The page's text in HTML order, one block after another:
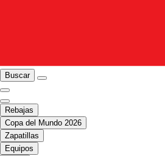
Buscar
Rebajas
Copa del Mundo 2026
Zapatillas
Equipos